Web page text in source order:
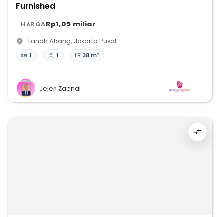
Furnished
HARGARp1,05 miliar
Tanah Abang, Jakarta Pusat
1 1 LB: 38 m²
Jejen Zaenal